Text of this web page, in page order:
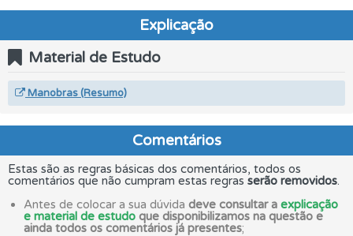
Explicação
Material de Estudo
Manobras (Resumo)
Comentários
Estas são as regras básicas dos comentários, todos os
comentários que não cumpram estas regras serão removidos.
Antes de colocar a sua dúvida deve consultar a explicação
e material de estudo que disponibilizamos na questão e
ainda todos os comentários já presentes;